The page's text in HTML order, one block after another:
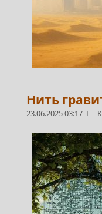
Нить
23.06.2025 03:17